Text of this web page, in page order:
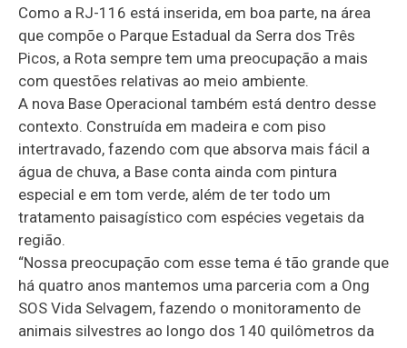
Como a RJ-116 está inserida, em boa parte, na área
que compõe o Parque Estadual da Serra dos Três
Picos, a Rota sempre tem uma preocupação a mais
com questões relativas ao meio ambiente.
A nova Base Operacional também está dentro desse
contexto. Construída em madeira e com piso
intertravado, fazendo com que absorva mais fácil a
água de chuva, a Base conta ainda com pintura
especial e em tom verde, além de ter todo um
tratamento paisagístico com espécies vegetais da
região.
“Nossa preocupação com esse tema é tão grande que
há quatro anos mantemos uma parceria com a Ong
SOS Vida Selvagem, fazendo o monitoramento de
animais silvestres ao longo dos 140 quilômetros da